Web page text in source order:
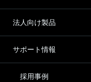
法人向け製品
サポート情報
採用事例